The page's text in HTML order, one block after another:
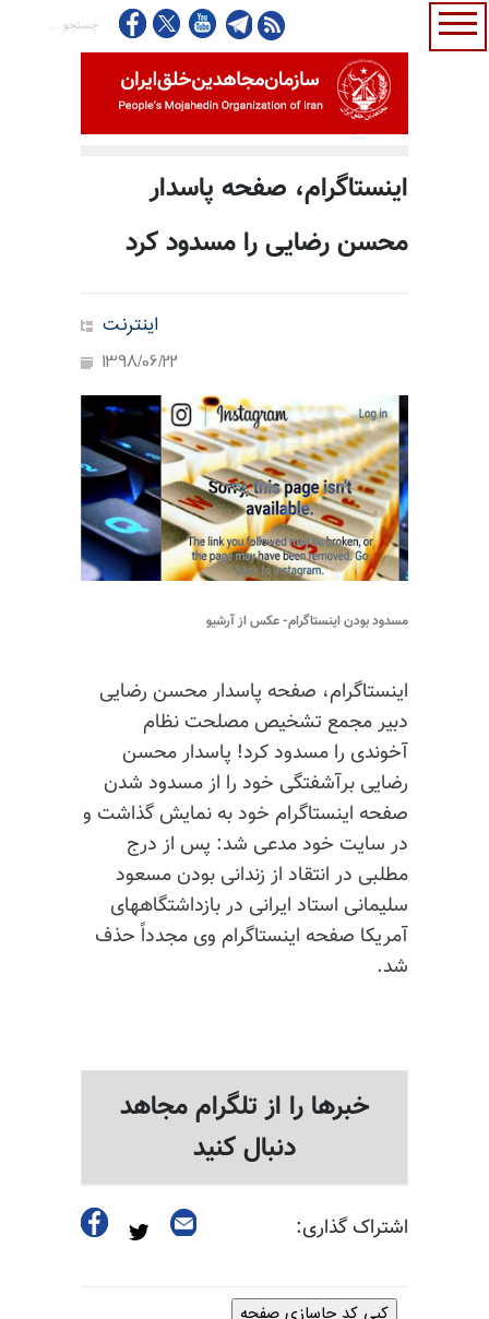
اینستاگرام، صفحه پاسدار
محسن رضایی را مسدود کرد
اینترنت
1398/06/22
مسدود بودن اینستاگرام- عکس از آرشیو
اینستاگرام، صفحه پاسدار محسن رضایی
دبیر مجمع تشخیص مصلحت نظام
آخوندی را مسدود کرد! پاسدار محسن
رضایی برآشفتگی خود را از مسدود شدن
صفحه اینستاگرام خود به نمایش گذاشت و
در سایت خود مدعی شد: پس از درج
مطلبی در انتقاد از زندانی بودن مسعود
سلیمانی استاد ایرانی در بازداشتگاههای
آمریکا صفحه اینستاگرام وی مجدداً حذف
شد.
خبرها را از تلگرام مجاهد
دنبال کنید
اشتراک گذاری:
کپی کد جاسازی صفحه